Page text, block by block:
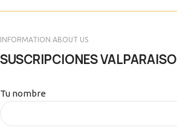
INFORMATION ABOUT US
SUSCRIPCIONES VALPARAISO
Tu nombre